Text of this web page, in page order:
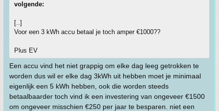
volgende:
[..]
Voor een 3 kWh accu betaal je toch amper €1000??
Plus EV
Een accu vind het niet grappig om elke dag leeg getrokken te
worden dus wil er elke dag 3kWh uit hebben moet je minimaal
eigenlijk een 5 kWh hebben, ook die worden steeds
betaalbaarder toch vind ik een investering van ongeveer €1500
om ongeveer misschien €250 per jaar te besparen. niet een